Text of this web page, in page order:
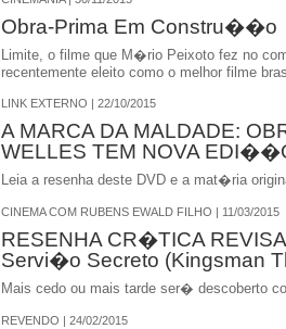
Obra-Prima Em Constru��o
Limite, o filme que M�rio Peixoto fez no
recentemente eleito como o melhor filme
LINK EXTERNO | 22/10/2015
A MARCA DA MALDADE:
WELLES TEM NOVA
Leia a resenha deste DVD e a mat�ria
CINEMA COM RUBENS EWALD FILHO | 11/03/2015
RESENHA CR�TICA
Servi�o Secreto (Kingsman
Mais cedo ou mais tarde ser� descoberto
REVENDO | 24/02/2015